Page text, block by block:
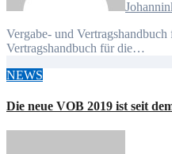
Vergabe- und Vertragshandbuch für die Baumaßnahmen des Bundes (VHB 2017) Stand 2019 Das Vergabe- und
Vertragshandbuch für die…
NEWS
Die neue VOB 2019 ist seit